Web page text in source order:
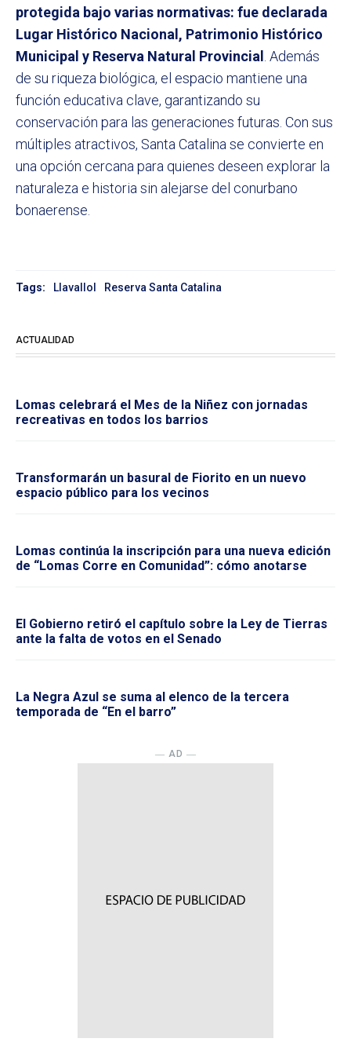
protegida bajo varias normativas: fue declarada
Lugar Histórico Nacional, Patrimonio Histórico
Municipal y Reserva Natural Provincial
. Además
de su riqueza biológica, el espacio mantiene una
función educativa clave, garantizando su
conservación para las generaciones futuras. Con sus
múltiples atractivos, Santa Catalina se convierte en
una opción cercana para quienes deseen explorar la
naturaleza e historia sin alejarse del conurbano
bonaerense.
Tags: Llavallol Reserva Santa Catalina
ACTUALIDAD
Lomas celebrará el Mes de la Niñez con jornadas
recreativas en todos los barrios
Transformarán un basural de Fiorito en un nuevo
espacio público para los vecinos
Lomas continúa la inscripción para una nueva edición
de “Lomas Corre en Comunidad”: cómo anotarse
El Gobierno retiró el capítulo sobre la Ley de Tierras
ante la falta de votos en el Senado
La Negra Azul se suma al elenco de la tercera
temporada de “En el barro”
― AD ―